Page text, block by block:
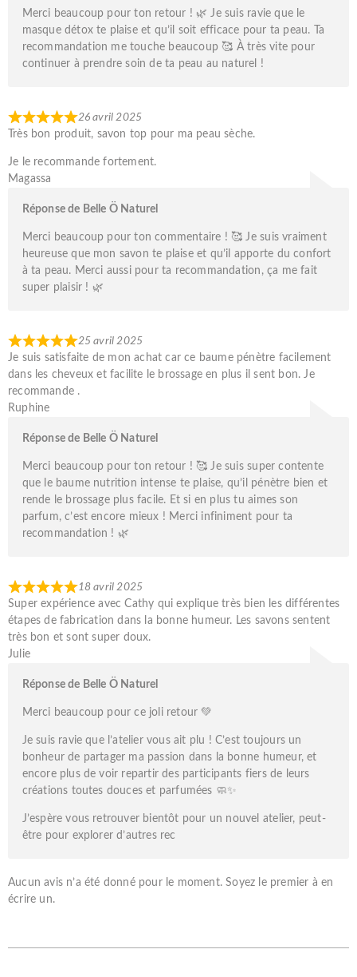
Merci beaucoup pour ton retour ! 🌿 Je suis ravie que le
masque détox te plaise et qu’il soit efficace pour ta peau. Ta
recommandation me touche beaucoup 🥰 À très vite pour
continuer à prendre soin de ta peau au naturel !
26 avril 2025
Très bon produit, savon top pour ma peau sèche.
Je le recommande fortement.
Magassa
Réponse de Belle Ö Naturel
Merci beaucoup pour ton commentaire ! 🥰 Je suis vraiment
heureuse que mon savon te plaise et qu’il apporte du confort
à ta peau. Merci aussi pour ta recommandation, ça me fait
super plaisir ! 🌿
25 avril 2025
Je suis satisfaite de mon achat car ce baume pénètre facilement
dans les cheveux et facilite le brossage en plus il sent bon. Je
recommande .
Ruphine
Réponse de Belle Ö Naturel
Merci beaucoup pour ton retour ! 🥰 Je suis super contente
que le baume nutrition intense te plaise, qu’il pénètre bien et
rende le brossage plus facile. Et si en plus tu aimes son
parfum, c’est encore mieux ! Merci infiniment pour ta
recommandation ! 🌿
18 avril 2025
Super expérience avec Cathy qui explique très bien les différentes
étapes de fabrication dans la bonne humeur. Les savons sentent
très bon et sont super doux.
Julie
Réponse de Belle Ö Naturel
Merci beaucoup pour ce joli retour 💚
Je suis ravie que l’atelier vous ait plu ! C’est toujours un
bonheur de partager ma passion dans la bonne humeur, et
encore plus de voir repartir des participants fiers de leurs
créations toutes douces et parfumées 🧼✨
J’espère vous retrouver bientôt pour un nouvel atelier, peut-
être pour explorer d’autres rec
Aucun avis n’a été donné pour le moment. Soyez le premier à en
écrire un.